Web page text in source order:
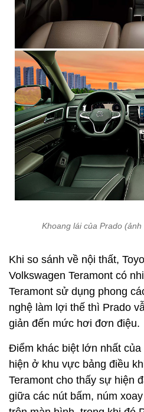
Khoang lái của Prado
Khi so sánh về nội thất,
Volkswagen Teramont có
Teramont sử dụng phong
nghệ làm lợi thế thì Prado
giản đến mức hơi đơn điệu.
Điểm khác biệt lớn nhất
hiện ở khu vực bảng điều
Teramont cho thấy sự hiện
giữa các nút bấm, núm